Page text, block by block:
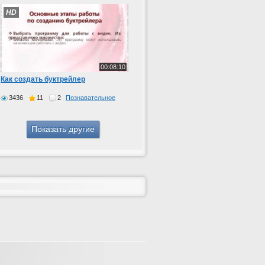
00:08:10
HD
Как создать буктрейлер
3436 11 2 Познавательное